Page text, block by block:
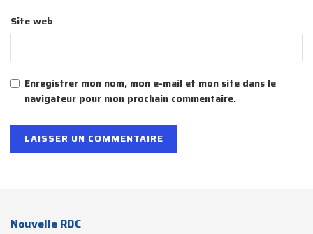
Site web
Enregistrer mon nom, mon e-mail et mon site dans le
navigateur pour mon prochain commentaire.
Nouvelle RDC